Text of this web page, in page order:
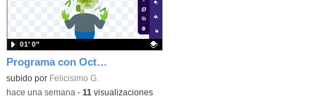
Programa con OctoStudio, un juego homenajeando al House of the dead con Zombies
Contenido educativo.
subido por Felicisimo G.
01′ 0″
-hace una semana - 11 visualizaciones